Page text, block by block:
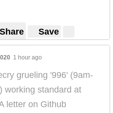
Share Save
1 hour ago
grueling '996' (9am-
working standard at
letter on Github